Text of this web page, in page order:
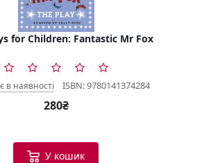
for Children: Fantastic Mr Fox
в наявності ISBN: 9780141374284
280₴
У кошик